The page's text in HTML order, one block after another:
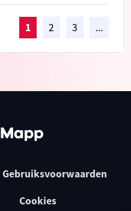
1 2 3 ...
Gebruiksvoorwaarden
Cookies